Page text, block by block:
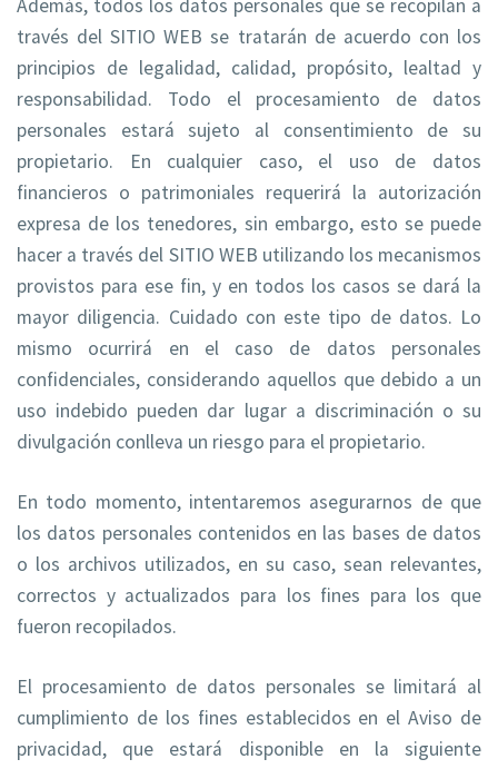
Además, todos los datos personales que se recopilan a
través del SITIO WEB se tratarán de acuerdo con los
principios de legalidad, calidad, propósito, lealtad y
responsabilidad. Todo el procesamiento de datos
personales estará sujeto al consentimiento de su
propietario. En cualquier caso, el uso de datos
financieros o patrimoniales requerirá la autorización
expresa de los tenedores, sin embargo, esto se puede
hacer a través del SITIO WEB utilizando los mecanismos
provistos para ese fin, y en todos los casos se dará la
mayor diligencia. Cuidado con este tipo de datos. Lo
mismo ocurrirá en el caso de datos personales
confidenciales, considerando aquellos que debido a un
uso indebido pueden dar lugar a discriminación o su
divulgación conlleva un riesgo para el propietario.
En todo momento, intentaremos asegurarnos de que
los datos personales contenidos en las bases de datos
o los archivos utilizados, en su caso, sean relevantes,
correctos y actualizados para los fines para los que
fueron recopilados.
El procesamiento de datos personales se limitará al
cumplimiento de los fines establecidos en el Aviso de
privacidad, que estará disponible en la siguiente